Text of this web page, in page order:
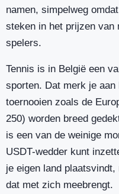
namen, simpelweg
steken in het prijzen van
spelers.
Tennis is in België een
sporten. Dat merk je
toernooien zoals de
250) worden breed
is een van de weinige
USDT-wedder kunt
je eigen land
dat met zich meebrengt.